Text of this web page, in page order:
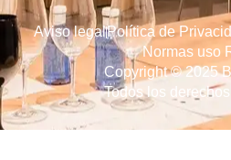
Copyright © 2025
Todos los
Aviso legalPolítica de
Normas uso